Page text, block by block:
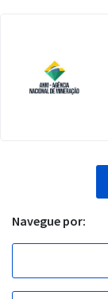
Navegue por: